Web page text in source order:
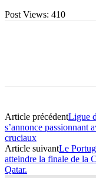
Post Views: 410
Article précédentLigue
s’annonce passionnant
cruciaux
Article suivantLe
atteindre la finale de la
Qatar.